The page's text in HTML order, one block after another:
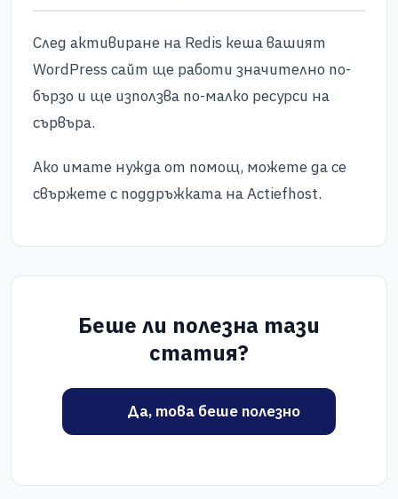
След активиране на Redis кеша вашият
WordPress сайт ще работи значително по-
бързо и ще използва по-малко ресурси на
сървъра.
Ако имате нужда от помощ, можете да се
свържете с поддръжката на Actiefhost.
Беше ли полезна тази
статия?
Да, това беше полезно